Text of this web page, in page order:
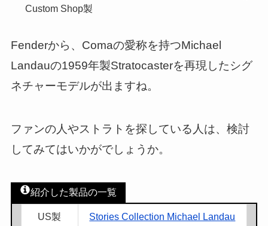
Custom Shop製
Fenderから、Comaの愛称を持つMichael
Landauの1959年製Stratocasterを再現したシグ
ネチャーモデルが出ますね。
ファンの人やストラトを探している人は、検討
してみてはいかがでしょうか。
紹介した製品の一覧
US製
Stories Collection Michael Landau